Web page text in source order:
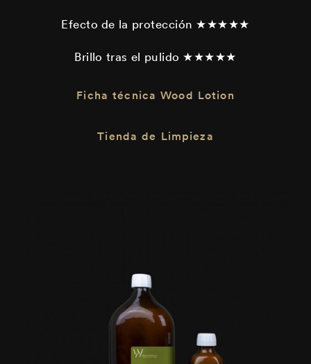
Efecto de la protección ★★★★★
Brillo tras el pulido ★★★★★
Ficha técnica Wood Lotion
Tienda de Limpieza